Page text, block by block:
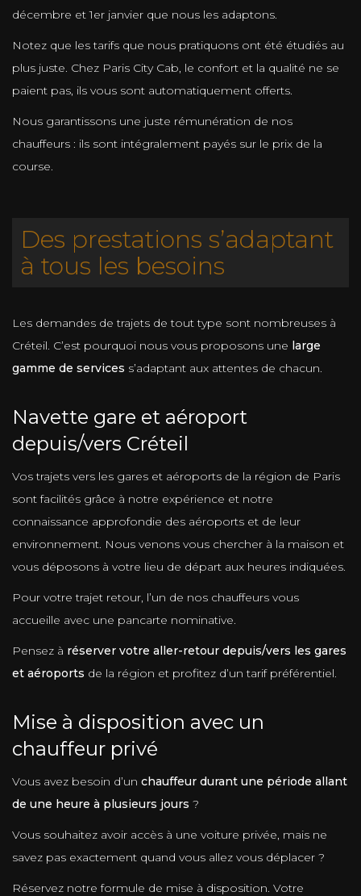
décembre et 1er janvier que nous les adaptons.
Notez que les tarifs que nous pratiquons ont été étudiés au
plus juste. Chez Paris City Cab, le confort et la qualité ne se
paient pas, ils vous sont automatiquement offerts.
Nous garantissons une juste rémunération de nos
chauffeurs : ils sont intégralement payés sur le prix de la
course.
Des prestations s’adaptant
à tous les besoins
Les demandes de trajets de tout type sont nombreuses à
Créteil. C’est pourquoi nous vous proposons une large
gamme de services s’adaptant aux attentes de chacun.
Navette gare et aéroport
depuis/vers Créteil
Vos trajets vers les gares et aéroports de la région de Paris
sont facilités grâce à notre expérience et notre
connaissance approfondie des aéroports et de leur
environnement. Nous venons vous chercher à la maison et
vous déposons à votre lieu de départ aux heures indiquées.
Pour votre trajet retour, l’un de nos chauffeurs vous
accueille avec une pancarte nominative.
Pensez à réserver votre aller-retour depuis/vers les gares
et aéroports de la région et profitez d’un tarif préférentiel.
Mise à disposition avec un
chauffeur privé
Vous avez besoin d’un chauffeur durant une période allant
de une heure à plusieurs jours ?
Vous souhaitez avoir accès à une voiture privée, mais ne
savez pas exactement quand vous allez vous déplacer ?
Réservez notre formule de mise à disposition. Votre